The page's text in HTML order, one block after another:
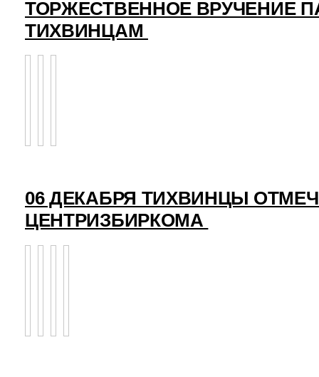
ТОРЖЕСТВЕННОЕ ВРУЧЕНИЕ
ТИХВИНЦАМ
06 ДЕКАБРЯ ТИХВИНЦЫ
ЦЕНТРИЗБИРКОМА